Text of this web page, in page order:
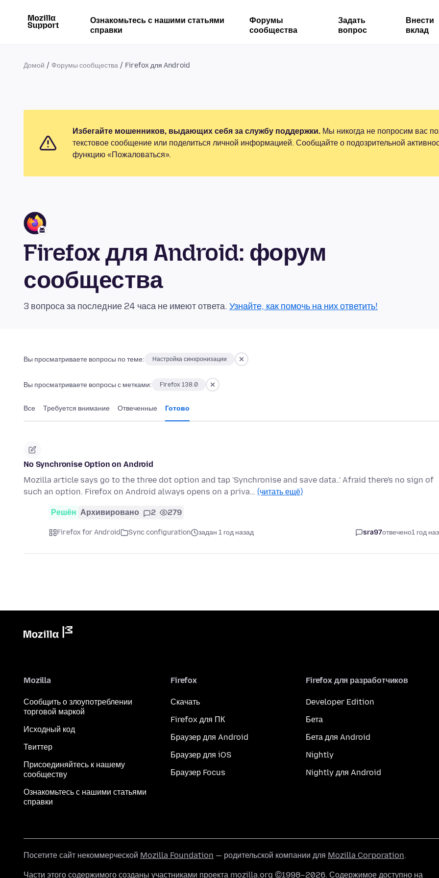
Ознакомьтесь с нашими статьями
справки
Форумы
сообщества
Задать
вопрос
Внести
вклад
Домой Форумы сообщества Firefox для Android
Избегайте мошенников, выдающих себя за службу поддержки. Мы никогда не попросим вас
текстовое сообщение или поделиться личной информацией. Сообщайте о подозрительной
функцию «Пожаловаться».
Firefox для Android: форум
сообщества
3 вопроса за последние 24 часа не имеют ответа. Узнайте, как помочь на них ответить!
Вы просматриваете вопросы по теме: Настройка синхронизации
Вы просматриваете вопросы с метками: Firefox 138.0
Все Требуется внимание Отвеченные Готово
No Synchronise Option on Android
Mozilla article says go to the three dot option and tap 'Synchronise and save data..' Afraid there's no sign of
such an option. Firefox on Android always opens on a priva… (читать ещё)
Решён Архивировано 2 279
Firefox for Android Sync configuration задан 1 год назад sra97отвечено1 год
Mozilla
Сообщить о злоупотреблении
торговой маркой
Исходный код
Твиттер
Присоединяйтесь к нашему
сообществу
Ознакомьтесь с нашими статьями
справки
Firefox
Скачать
Firefox для ПК
Браузер для Android
Браузер для iOS
Браузер Focus
Firefox для разработчиков
Developer Edition
Бета
Бета для Android
Nightly
Nightly для Android
Посетите сайт некоммерческой Mozilla Foundation — родительской компании для Mozilla Corporation.
Части этого содержимого созданы участниками проекта mozilla.org ©1998–2026. Содержимое доступно на